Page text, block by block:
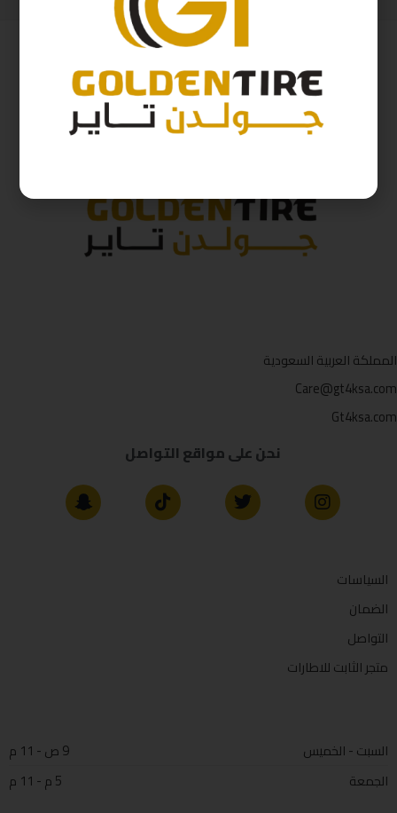
المملكة العربية السعودية
Care@gt4ksa.com
Gt4ksa.com
نحن على مواقع التواصل
السياسات
الضمان
التواصل
متجر الثابت للاطارات
السبت - الخميس
9 ص - 11 م
الجمعة
5 م - 11 م